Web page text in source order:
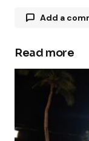
Add a
Your email
Required
Read more